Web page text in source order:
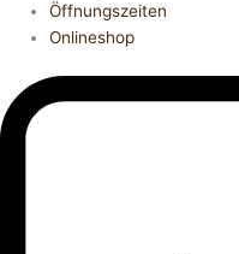
Öffnungszeiten
Onlineshop